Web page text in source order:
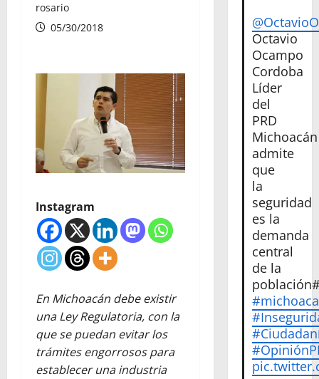
rosario
05/30/2018
Instagram
En Michoacán debe existir
una Ley Regulatoria, con la
que se puedan evitar los
trámites engorrosos para
establecer una industria
Octavio
Ocampo
Cordoba
Líder
del
PRD
Michoacán
admite
que
la
seguridad
es la
demanda
central
de la